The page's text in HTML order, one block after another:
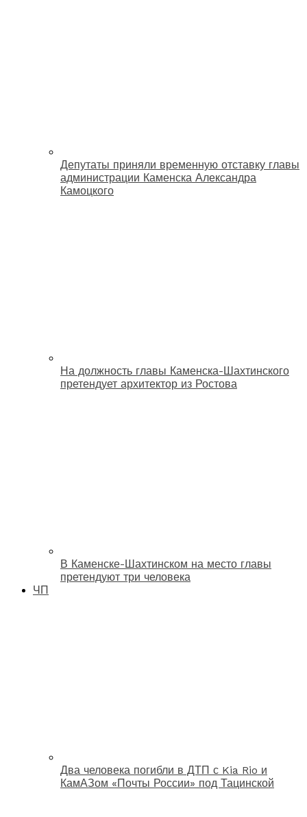
Депутаты приняли временную отставку главы
администрации Каменска Александра
Камоцкого
На должность главы Каменска-Шахтинского
претендует архитектор из Ростова
В Каменске-Шахтинском на место главы
претендуют три человека
ЧП
Два человека погибли в ДТП с Kia Rio и
КамАЗом «Почты России» под Тацинской